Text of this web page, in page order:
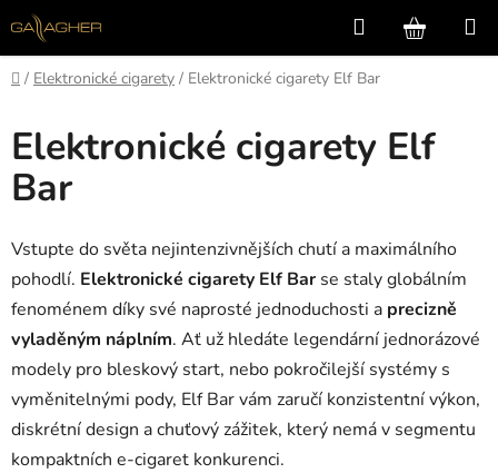
Přejít
na
obsah
Hledat
KOŠÍK
Domů
/ Elektronické cigarety / Elektronické cigarety Elf Bar
Elektronické cigarety Elf
Bar
Vstupte do světa nejintenzivnějších chutí a maximálního
pohodlí. Elektronické cigarety Elf Bar se staly globálním
fenoménem díky své naprosté jednoduchosti a precizně
vyladěným náplním. Ať už hledáte legendární jednorázové
modely pro bleskový start, nebo pokročilejší systémy s
vyměnitelnými pody, Elf Bar vám zaručí konzistentní výkon,
diskrétní design a chuťový zážitek, který nemá v segmentu
kompaktních e-cigaret konkurenci.